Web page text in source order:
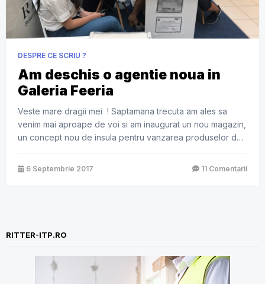
DESPRE CE SCRIU ?
Am deschis o agentie noua in
Galeria Feeria
Veste mare dragii mei ! Saptamana trecuta am ales sa
venim mai aproape de voi si am inaugurat un nou magazin,
un concept nou de insula pentru vanzarea produselor de
City, in incinta galeriei Feeria, in linia caselor de marcat
Carrefour. Am auzit ca ar mai fi si […]
6 Septembrie 2017 11 Comentarii
RITTER-ITP.RO